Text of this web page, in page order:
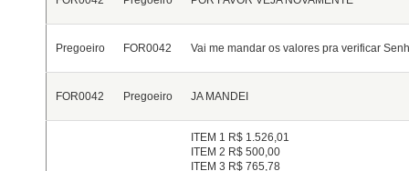
Pregoeiro FOR0042 Vai me mandar os valores pra verificar
FOR0042 Pregoeiro JA MANDEI
ITEM 1 R$ 1.526,01
ITEM 2 R$ 500,00
ITEM 3 R$ 765,78